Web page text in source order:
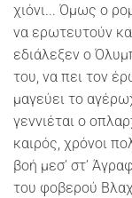
χιόνι... Όμως ο
να ερωτευτούν
εδιάλεξεν ο
του, να πει τον
μαγεύει το
γεννιέται ο
καιρός, χρόνοι
βοή μεσ’ στ’
του φοβερού